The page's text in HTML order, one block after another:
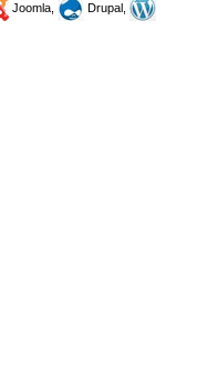
Joomla,
Drupal,